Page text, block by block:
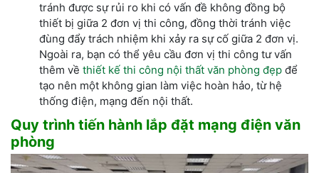
tránh được sự rủi ro khi có vấn đề không đồng bộ
thiết bị giữa 2 đơn vị thi công, đồng thời tránh việc
đùng đẩy trách nhiệm khi xảy ra sự cố giữa 2 đơn vị.
Ngoài ra, bạn có thể yêu cầu đơn vị thi công tư vấn
thêm về thiết kế thi công nội thất văn phòng đẹp để
tạo nên một không gian làm việc hoàn hảo, từ hệ
thống điện, mạng đến nội thất.
Quy trình tiến hành lắp đặt mạng điện văn
phòng